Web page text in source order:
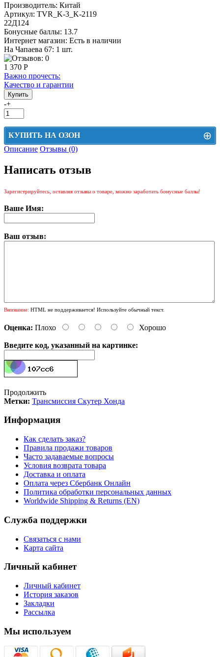
Производитель: Китай
Артикул: TVR_K-3_K-2119
22Д124
Бонусные баллы: 13.7
Интернет магазин: Есть в наличии
На Чапаева 67: 1 шт.
1 370 Р
Важно прочесть:
Качество и гарантии
-+
КУПИТЬ НА ОЗОН ⊕
Цена на Озон включает доставку, упаковку и комиссии маркетплейса
Этот товар можно приобрести на Озон. Для перехода в маркетплейс
КУПИТЬ НА ОЗОН
Описание Отзывы (0)
Написать отзыв
Зарегистрируйтесь, оставляя отзывы о товаре, можно заработать бонусные баллы!
Ваше Имя:
Ваш отзыв:
Внимание: HTML не поддерживается! Используйте обычный текст.
Оценка: Плохо Хорошо
Введите код, указанный на картинке:
Продолжить
Метки: Трансмиссия Скутер Хонда
Информация
Как сделать заказ?
Правила продажи товаров
Часто задаваемые вопросы
Условия возврата товара
Доставка и оплата
Оплата через Сбербанк Онлайн
Политика обработки персональных данных
Worldwide Shipping & Returns (EN)
Служба поддержки
Связаться с нами
Карта сайта
Личный кабинет
Личный кабинет
История заказов
Закладки
Рассылка
Мы используем